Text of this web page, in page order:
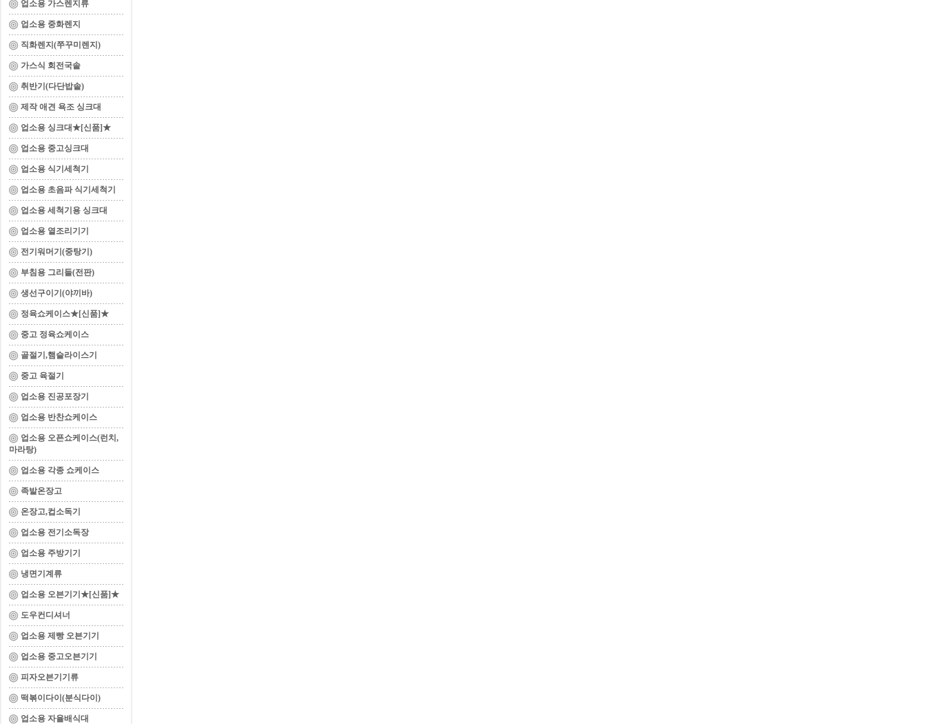
업소용 가스렌지류
업소용 중화렌지
직화렌지(쭈꾸미렌지)
가스식 회전국솥
취반기(다단밥솥)
제작 애견 욕조 싱크대
업소용 싱크대★[신품]★
업소용 중고싱크대
업소용 식기세척기
업소용 초음파 식기세척기
업소용 세척기용 싱크대
업소용 열조리기기
전기워머기(중탕기)
부침용 그리들(전판)
생선구이기(야끼바)
정육쇼케이스★[신품]★
중고 정육쇼케이스
골절기,햄슬라이스기
중고 육절기
업소용 진공포장기
업소용 반찬쇼케이스
업소용 오픈쇼케이스(런치,
마라탕)
업소용 각종 쇼케이스
족발온장고
온장고,컵소독기
업소용 전기소독장
업소용 주방기기
냉면기계류
업소용 오븐기기★[신품]★
도우컨디셔너
업소용 제빵 오븐기기
업소용 중고오븐기기
피자오븐기기류
떡볶이다이(분식다이)
업소용 자율배식대